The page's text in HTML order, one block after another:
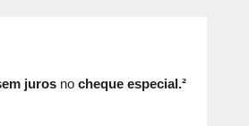
jurosno cheque especial.²